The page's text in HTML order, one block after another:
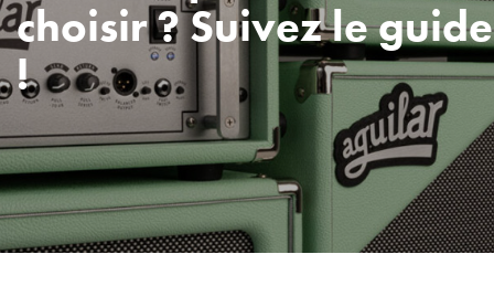
choisir ? Suivez le guide
!